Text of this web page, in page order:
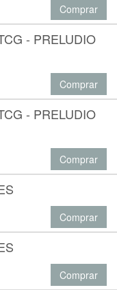
Comprar
- PRELUDIO
Comprar
- PRELUDIO
Comprar
Comprar
Comprar